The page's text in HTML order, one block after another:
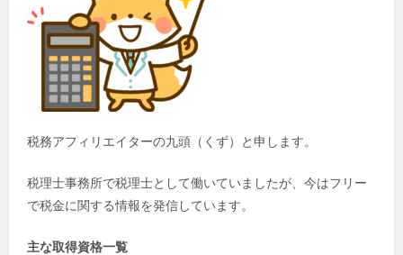
税務アフィリエイターの九頭（くず）と申します。
税理士事務所で税理士として働いていましたが、今はフリー
で税金に関する情報を発信しています。
主な取得資格一覧